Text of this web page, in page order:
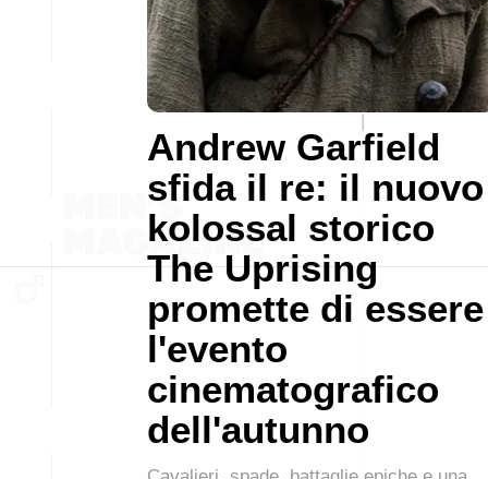
Andrew Garfield
sfida il re: il nuovo
kolossal storico
The Uprising
promette di essere
l'evento
cinematografico
dell'autunno